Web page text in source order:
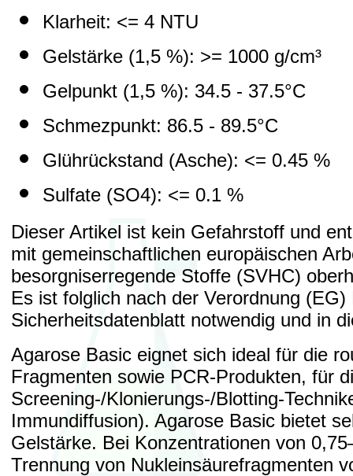
Klarheit: <= 4 NTU
Gelstärke (1,5 %): >= 1000 g/cm³
Gelpunkt (1,5 %): 34.5 - 37.5°C
Schmezpunkt: 86.5 - 89.5°C
Glührückstand (Asche): <= 0.45 %
Sulfate (SO4): <= 0.1 %
Dieser Artikel ist kein Gefahrstoff und
mit gemeinschaftlichen europäischen
besorgniserregende Stoffe (SVHC)
Es ist folglich nach der Verordnung
Sicherheitsdatenblatt notwendig und in
Agarose Basic eignet sich ideal für die
Fragmenten sowie PCR-Produkten, für
Screening-/Klonierungs-/Blotting-
Immundiffusion). Agarose Basic bietet
Gelstärke. Bei Konzentrationen von
Trennung von Nukleinsäurefragmenten